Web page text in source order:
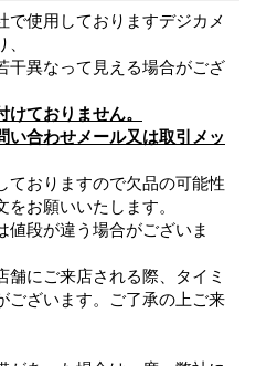
で使用しておりますデジカメ
干異なって見える場合がござ
ておりません。
い合わせメール又は取引メッ
ておりますので欠品の可能性
お願いいたします。
値段が違う場合がございま
舗にご来店される際、タイミ
ございます。ご了承の上ご来